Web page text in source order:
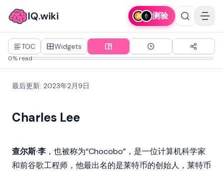
IQ.wiki 测验
TOC Widgets
0% read
最后更新: 2023年2月9日
Charles Lee
查尔斯·李 ，也被称为“Chocobo”，是一位计算机科学家
和前谷歌工程师，他最出名的是莱特币的创始人，莱特币